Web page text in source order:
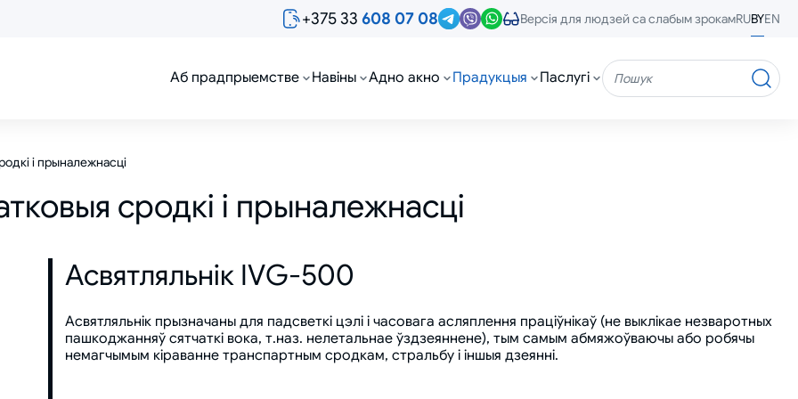
+375 33 608 07 08 Версія для людзей са слабым зрокамRUBYEN
Аб прадпрыемстве Навіны Адно акно Прадукцыя Паслугі Пошук
і прыналежнасці
сродкі і прыналежнасці
Асвятляльнік IVG-500
Асвятляльнік прызначаны для падсветкі цэлі і часовага асляплення праціўнікаў (не выклікае незваротных
пашкоджанняў сятчаткі вока, т.наз. нелетальнае ўздзеяннене), тым самым абмяжоўваючы або робячы
немагчымым кіраванне транспартным сродкам, стральбу і іншыя дзеянні.